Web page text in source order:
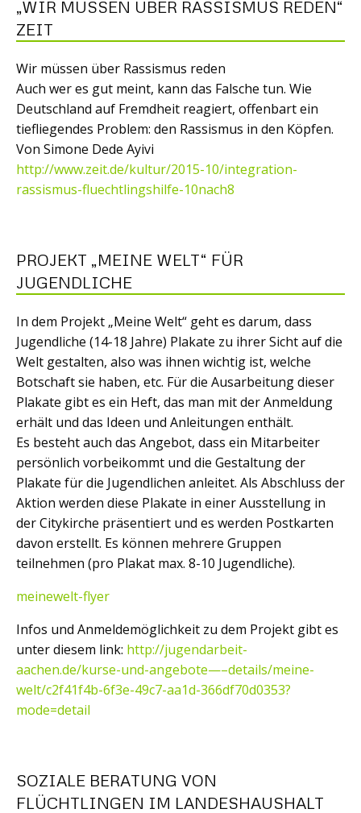
„WIR MÜSSEN ÜBER RASSISMUS REDEN“
ZEIT
Wir müssen über Rassismus reden
Auch wer es gut meint, kann das Falsche tun. Wie
Deutschland auf Fremdheit reagiert, offenbart ein
tiefliegendes Problem: den Rassismus in den Köpfen.
Von Simone Dede Ayivi
http://www.zeit.de/kultur/2015-10/integration-
rassismus-fluechtlingshilfe-10nach8
PROJEKT „MEINE WELT“ FÜR
JUGENDLICHE
In dem Projekt „Meine Welt“ geht es darum, dass
Jugendliche (14-18 Jahre) Plakate zu ihrer Sicht auf die
Welt gestalten, also was ihnen wichtig ist, welche
Botschaft sie haben, etc. Für die Ausarbeitung dieser
Plakate gibt es ein Heft, das man mit der Anmeldung
erhält und das Ideen und Anleitungen enthält.
Es besteht auch das Angebot, dass ein Mitarbeiter
persönlich vorbeikommt und die Gestaltung der
Plakate für die Jugendlichen anleitet. Als Abschluss der
Aktion werden diese Plakate in einer Ausstellung in
der Citykirche präsentiert und es werden Postkarten
davon erstellt. Es können mehrere Gruppen
teilnehmen (pro Plakat max. 8-10 Jugendliche).
meinewelt-flyer
Infos und Anmeldemöglichkeit zu dem Projekt gibt es
unter diesem link: http://jugendarbeit-
aachen.de/kurse-und-angebote—–details/meine-
welt/c2f41f4b-6f3e-49c7-aa1d-366df70d0353?
mode=detail
SOZIALE BERATUNG VON
FLÜCHTLINGEN IM LANDESHAUSHALT